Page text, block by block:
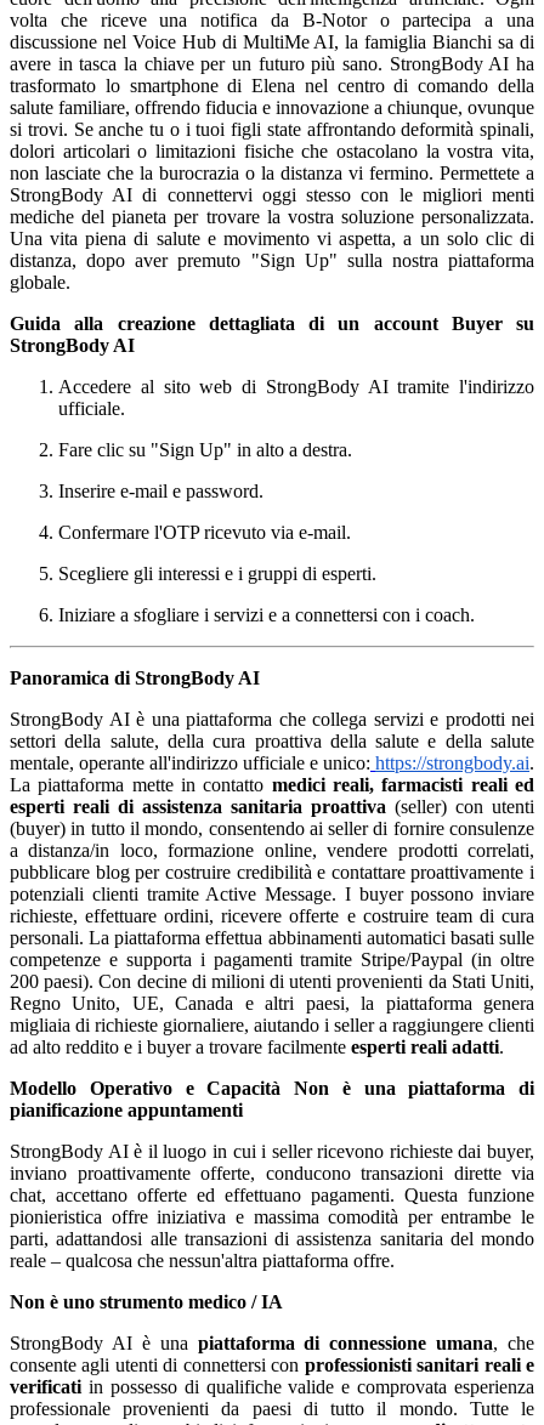
Guida alla creazione dettagliata di un account Buyer su
StrongBody AI
Accedere al sito web di StrongBody AI tramite l'indirizzo
ufficiale.
Fare clic su "Sign Up" in alto a destra.
Inserire e-mail e password.
Confermare l'OTP ricevuto via e-mail.
Scegliere gli interessi e i gruppi di esperti.
Iniziare a sfogliare i servizi e a connettersi con i coach.
Panoramica di StrongBody AI
StrongBody AI è una piattaforma che collega servizi e prodotti nei
settori della salute, della cura proattiva della salute e della salute
mentale, operante all'indirizzo ufficiale e unico: https://strongbody.ai.
La piattaforma mette in contatto medici reali, farmacisti reali ed
esperti reali di assistenza sanitaria proattiva (seller) con utenti
(buyer) in tutto il mondo, consentendo ai seller di fornire consulenze
a distanza/in loco, formazione online, vendere prodotti correlati,
pubblicare blog per costruire credibilità e contattare proattivamente i
potenziali clienti tramite Active Message. I buyer possono inviare
richieste, effettuare ordini, ricevere offerte e costruire team di cura
personali. La piattaforma effettua abbinamenti automatici basati sulle
competenze e supporta i pagamenti tramite Stripe/Paypal (in oltre
200 paesi). Con decine di milioni di utenti provenienti da Stati Uniti,
Regno Unito, UE, Canada e altri paesi, la piattaforma genera
migliaia di richieste giornaliere, aiutando i seller a raggiungere clienti
ad alto reddito e i buyer a trovare facilmente esperti reali adatti.
Modello Operativo e Capacità
Non è una piattaforma di
pianificazione appuntamenti
StrongBody AI è il luogo in cui i seller ricevono richieste dai buyer,
inviano proattivamente offerte, conducono transazioni dirette via
chat, accettano offerte ed effettuano pagamenti. Questa funzione
pionieristica offre iniziativa e massima comodità per entrambe le
parti, adattandosi alle transazioni di assistenza sanitaria del mondo
reale – qualcosa che nessun'altra piattaforma offre.
Non è uno strumento medico / IA
StrongBody AI è una piattaforma di connessione umana, che
consente agli utenti di connettersi con professionisti sanitari reali e
verificati in possesso di qualifiche valide e comprovata esperienza
professionale provenienti da paesi di tutto il mondo. Tutte le